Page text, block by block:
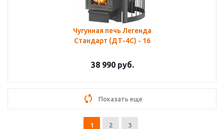
Чугунная печь Легенда
Стандарт (ДТ-4С) - 16
38 990руб.
Показать еще
1 2 3